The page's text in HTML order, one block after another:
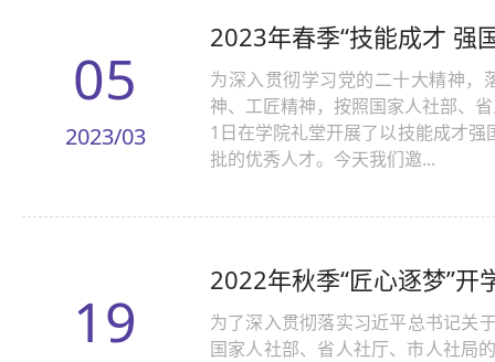
05
2023/03
2023年春季“技能成才 强
为深入贯彻学习党的二十大精神，
神、工匠精神，按照国家人社部、
1日在学院礼堂开展了以技能成才
批的优秀人才。今天我们邀...
19
2022年秋季“匠心逐梦”开
为了深入贯彻落实习近平总书记关
国家人社部、省人社厅、市人社局